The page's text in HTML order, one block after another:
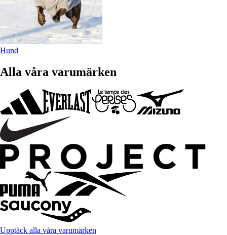
Hund
Alla våra varumärken
Upptäck alla våra varumärken